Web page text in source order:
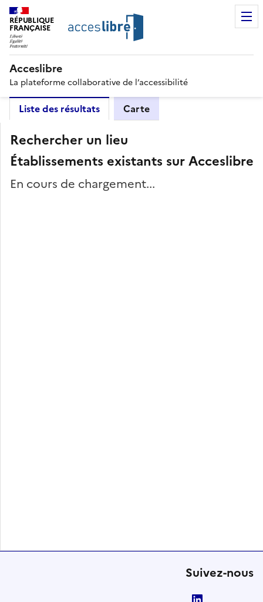
RÉPUBLIQUE
FRANÇAISE
Acceslibre
La plateforme collaborative de l’accessibilité
Liste des résultats Carte
Rechercher un lieu
Établissements existants sur Acceslibre
En cours de chargement...
Suivez-nous